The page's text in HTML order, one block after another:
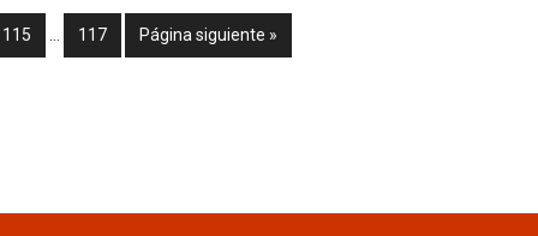
115 117 Página siguiente »